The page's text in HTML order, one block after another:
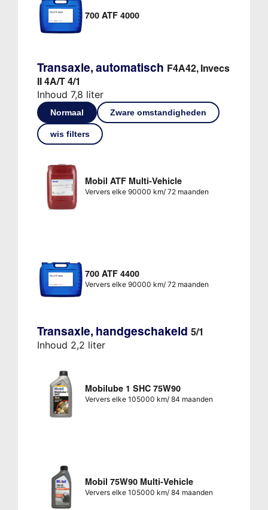
700 ATF 4000
Transaxle, automatisch F4A42, Invecs
II 4A/T 4/1
Inhoud 7,8 liter
Normaal Zware omstandigheden
wis filters
Mobil ATF Multi-Vehicle
Ververs elke 90000 km/ 72 maanden
700 ATF 4400
Ververs elke 90000 km/ 72 maanden
Transaxle, handgeschakeld 5/1
Inhoud 2,2 liter
Mobilube 1 SHC 75W90
Ververs elke 105000 km/ 84 maanden
Mobil 75W90 Multi-Vehicle
Ververs elke 105000 km/ 84 maanden